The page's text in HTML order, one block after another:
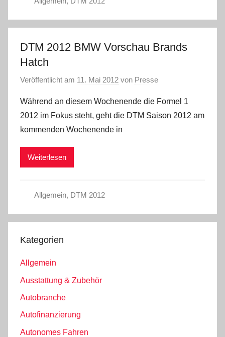
DTM 2012 BMW Vorschau Brands
Hatch
Veröffentlicht am 11. Mai 2012 von Presse
Während an diesem Wochenende die Formel 1
2012 im Fokus steht, geht die DTM Saison 2012 am
kommenden Wochenende in
Weiterlesen
Allgemein, DTM 2012
Kategorien
Allgemein
Ausstattung & Zubehör
Autobranche
Autofinanzierung
Autonomes Fahren